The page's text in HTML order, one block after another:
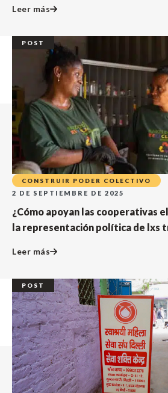
Leer más
POST
CONSTRUIR PODER COLECTIVO
2 DE SEPTIEMBRE DE 2025
¿Cómo apoyan las cooperativas
la representación política de lxs
Leer más
POST